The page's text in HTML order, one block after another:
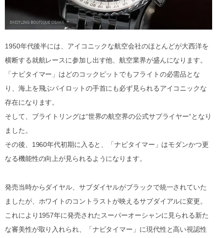
1950年代後半には、アイコニックな航空会社のほとんどが大西洋を
横断する就航レースに参加し出す他、航空業界が盛んになります。
「ナビタイマー」はどのコックピットでもフライトの必需品とな
り、海上を飛ぶパイロットの手首にも必ず見られるアイコニックな
存在になります。
そして、ブライトリングは“世界の航空界の公式サプライヤー“となり
ました。
その後、1960年代初期に入ると、「ナビタイマー」はモダンかつ更
なる機能性の向上が見られるようになります。
発売当時からダイヤル、サブダイヤルがブラックで統一されていた
ましたが、ホワイトのコントラストが映えるサブダイアルに変更。
これにより1957年に発売されたスーパーオーシャンに見られる新た
な審美性が取り入れられ、「ナビタイマー」に現代性と高い視認性